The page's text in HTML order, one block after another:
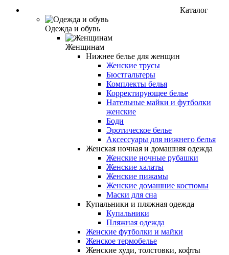
Каталог
Одежда и обувь
Женщинам
Нижнее белье для женщин
Женские трусы
Бюстгальтеры
Комплекты белья
Корректирующее белье
Нательные майки и футболки
женские
Боди
Эротическое белье
Аксессуары для нижнего белья
Женская ночная и домашняя одежда
Женские ночные рубашки
Женские халаты
Женские пижамы
Женские домашние костюмы
Маски для сна
Купальники и пляжная одежда
Купальники
Пляжная одежда
Женские футболки и майки
Женское термобелье
Женские худи, толстовки, кофты